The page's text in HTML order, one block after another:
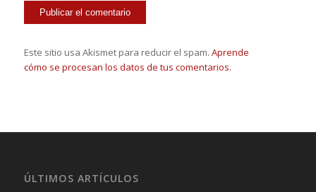
Este sitio usa Akismet para reducir el spam. Aprende
cómo se procesan los datos de tus comentarios.
ÚLTIMOS ARTÍCULOS